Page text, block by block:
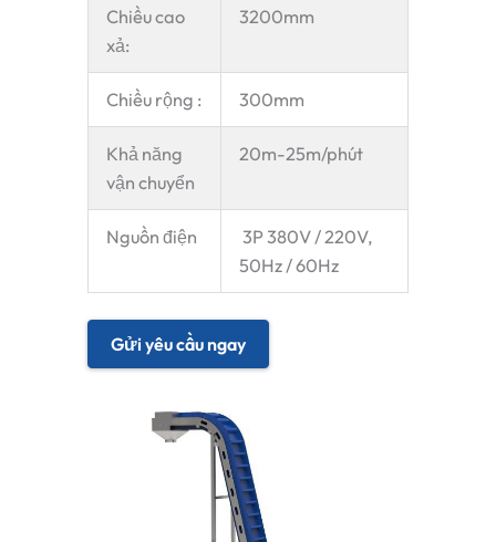
Chiều cao
xả:
3200mm
Chiều rộng : 300mm
Khả năng
vận chuyển
20m-25m/phút
Nguồn điện
3P 380V / 220V,
50Hz / 60Hz
Gửi yêu cầu ngay